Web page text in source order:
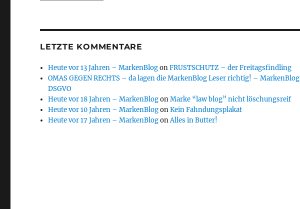
LETZTE KOMMENTARE
Heute vor 13 Jahren – MarkenBlogonFRUSTSCHUTZ – der Freitagsfindling
OMAS GEGEN RECHTS – da lagen die MarkenBlog Leser richtig! – MarkenBlog
DSGVO
Heute vor 18 Jahren – MarkenBlogonMarke “law blog” nicht löschungsreif
Heute vor 10 Jahren – MarkenBlogonKein Fahndungsplakat
Heute vor 17 Jahren – MarkenBlogonAlles in Butter!